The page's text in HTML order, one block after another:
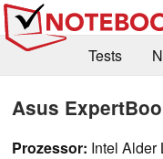
Tests
Asus
Prozessor: Intel Alder